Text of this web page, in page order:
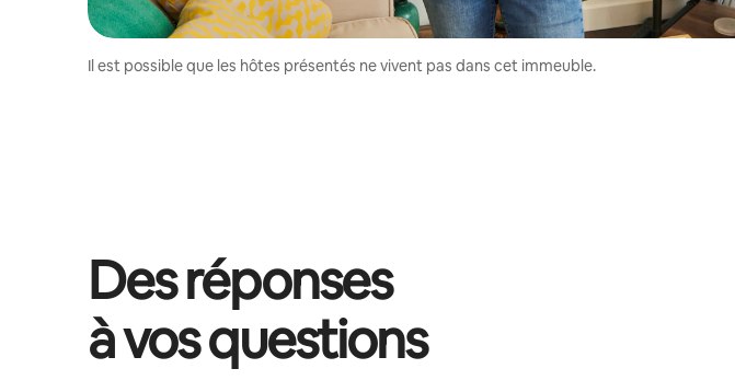
Il est possible que les hôtes présentés ne vivent pas dans cet immeuble.
Des réponses
à vos questions